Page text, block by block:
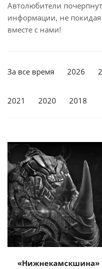
Автолюбители
информации, не
вместе с нами!
За все время 2026
2021 2020 2018
«Нижнекамскшина»